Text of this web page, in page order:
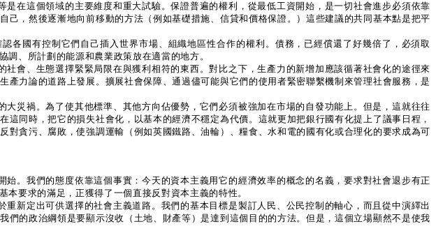
這個領域的主要維度和重大試驗。保證普遍的權利，從最低工資開始，是一切社會進步必須依靠
，然後逐漸地向前移動的方法（例如基礎措施、信貸和價格保證。）這些建議的共同基本點是把平
國有控制它們自己插入世界市場、組織地區性合作的權利。債務，已經償還了好幾倍了，必須取
、所計劃的能源和農業政策放在適當的地方。
、生態選擇緊緊局限在與獲利相符的東西。對比之下，生產力的新增加應該循著社會化的途徑來
力論的道路上發展。擴展社會保障、通過儘可能與它們的使用者緊密聯繫機制來管理社會服務，是
禍。為了使其他標準、其他方向佔優勢，它們必須被強加在市場的自發功能上。但是，這就往往
同時，把它的損失社會化，以基本的經濟不穩定為代價。這就更加把銀行國有化提上了議事日程，
貪污、腐敗，使強調運輸（例如英國鐵路、油輪）、糧食、水和電的國有化或合理化的要求成為可
我們的態度依靠這個事實：今天的資本主義用它的經濟效率的概念的名義，要求對社會退步有正
要求的滿足，正獲得了一個直接反對資本主義的特性。
定出可供選擇的社會主義道路。我們的基本目標是製訂人民、公民控制的軸心，而且從中演繹出
的政治綱領是要顯示沒收（土地、財產等）是達到這個目的的方法。但是，這個立場顯然不是使我